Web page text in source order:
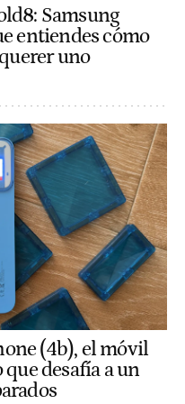
Samsung
entiendes cómo
uno
(4b), el móvil
desafía a un